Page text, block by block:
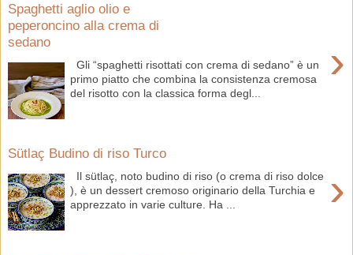
Spaghetti aglio olio e
peperoncino alla crema di
sedano
›
Gli “spaghetti risottati con crema di sedano” è un
primo piatto che combina la consistenza cremosa
del risotto con la classica forma degl...
Sütlaç Budino di riso Turco
›
Il sütlaç, noto budino di riso (o crema di riso dolce
), è un dessert cremoso originario della Turchia e
apprezzato in varie culture. Ha ...